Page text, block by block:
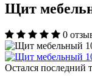
Щит
0
Остался последний